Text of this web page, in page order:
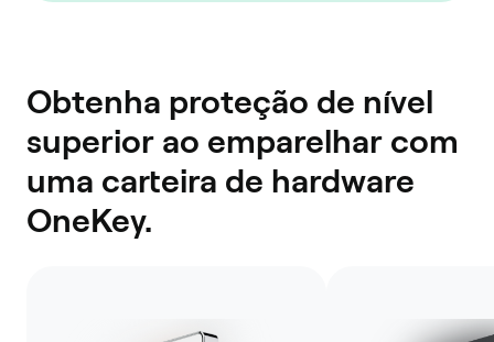
Obtenha proteção de nível
superior ao emparelhar com
uma carteira de hardware
OneKey.